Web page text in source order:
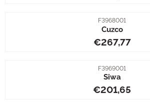
Artikelnummer
F3968001
Cuzco
Prijs: 267,77
€267,77
Artikelnummer
F3969001
Siwa
Prijs: 201,65
€201,65